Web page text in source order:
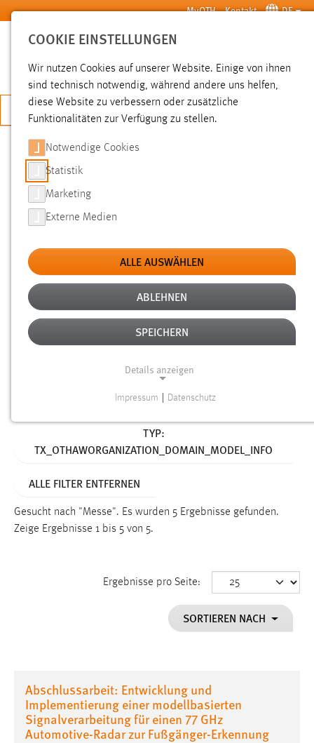
Zum Hauptinhalt springen MyOTH Kontakt DE
SUCHE
JETZT BEWERBEN
SUCHE
FILTER
Typ
Erstellungsdatum
Alter
TYP:
TX_OTHAWORGANIZATION_DOMAIN_MODEL_INFO
ALLE FILTER ENTFERNEN
Gesucht nach "Messe". Es wurden 5 Ergebnisse gefunden.
Zeige Ergebnisse 1 bis 5 von 5.
Ergebnisse pro Seite:
SORTIEREN NACH
Abschlussarbeit: Entwicklung und
Implementierung einer modellbasierten
Signalverarbeitung für einen 77 GHz
Automotive-Radar zur Fußgänger-Erkennung
COOKIE EINSTELLUNGEN
Wir nutzen Cookies auf unserer Website. Einige von ihnen
sind technisch notwendig, während andere uns helfen,
diese Website zu verbessern oder zusätzliche
Funktionalitäten zur Verfügung zu stellen.
Notwendige Cookies
Statistik
Marketing
Externe Medien
ALLE AUSWÄHLEN
ABLEHNEN
SPEICHERN
Details anzeigen
Notwendige Cookies ermöglichen grundlegende
Funktionen und sind für die einwandfreie Funktion der
Name:
Dieser Cookie speichert die ausgewählten Einverständnis-
Performance
Name:
staticfilecache
Impressum Datenschutz